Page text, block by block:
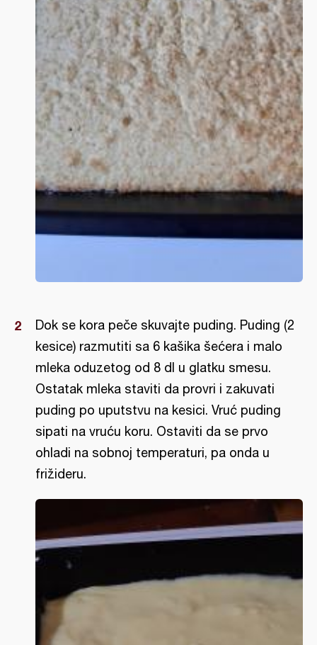
Dok se kora peče skuvajte puding. Puding (2
kesice) razmutiti sa 6 kašika šećera i malo
mleka oduzetog od 8 dl u glatku smesu.
Ostatak mleka staviti da provri i zakuvati
puding po uputstvu na kesici. Vruć puding
sipati na vruću koru. Ostaviti da se prvo
ohladi na sobnoj temperaturi, pa onda u
frižideru.